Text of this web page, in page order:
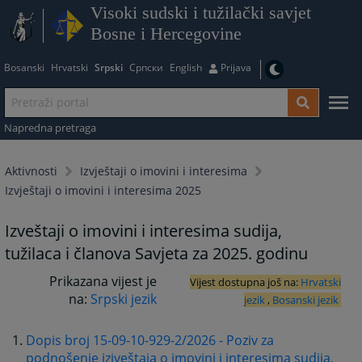
Visoki sudski i tužilački savjet
Bosne i Hercegovine
Bosanski Hrvatski Srpski Српски English Prijava
Napredna pretraga
Aktivnosti
Izvještaji o imovini i interesima
Izvještaji o imovini i interesima 2025
Izveštaji o imovini i interesima sudija,
tužilaca i članova Savjeta za 2025. godinu
Prikazana vijest je
na: Srpski jezik
Vijest dostupna još na: Hrvatski
jezik, Bosanski jezik
Dopis broj 15-09-10-929-2/2026 - Poziv za
podnošenje izjveštaja o imovini i interesima sudija,